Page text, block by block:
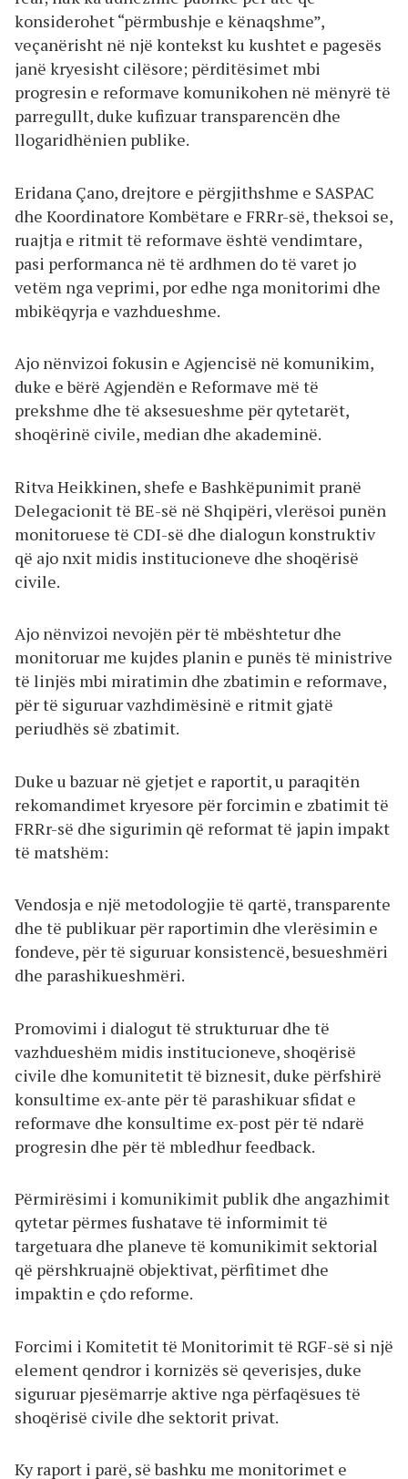
konsiderohet “përmbushje e kënaqshme”,
veçanërisht në një kontekst ku kushtet e pagesës
janë kryesisht cilësore; përditësimet mbi
progresin e reformave komunikohen në mënyrë të
parregullt, duke kufizuar transparencën dhe
llogaridhënien publike.
Eridana Çano, drejtore e përgjithshme e SASPAC
dhe Koordinatore Kombëtare e FRRr-së, theksoi se,
ruajtja e ritmit të reformave është vendimtare,
pasi performanca në të ardhmen do të varet jo
vetëm nga veprimi, por edhe nga monitorimi dhe
mbikëqyrja e vazhdueshme.
Ajo nënvizoi fokusin e Agjencisë në komunikim,
duke e bërë Agjendën e Reformave më të
prekshme dhe të aksesueshme për qytetarët,
shoqërinë civile, median dhe akademinë.
Ritva Heikkinen, shefe e Bashkëpunimit pranë
Delegacionit të BE-së në Shqipëri, vlerësoi punën
monitoruese të CDI-së dhe dialogun konstruktiv
që ajo nxit midis institucioneve dhe shoqërisë
civile.
Ajo nënvizoi nevojën për të mbështetur dhe
monitoruar me kujdes planin e punës të ministrive
të linjës mbi miratimin dhe zbatimin e reformave,
për të siguruar vazhdimësinë e ritmit gjatë
periudhës së zbatimit.
Duke u bazuar në gjetjet e raportit, u paraqitën
rekomandimet kryesore për forcimin e zbatimit të
FRRr-së dhe sigurimin që reformat të japin impakt
të matshëm:
Vendosja e një metodologjie të qartë, transparente
dhe të publikuar për raportimin dhe vlerësimin e
fondeve, për të siguruar konsistencë, besueshmëri
dhe parashikueshmëri.
Promovimi i dialogut të strukturuar dhe të
vazhdueshëm midis institucioneve, shoqërisë
civile dhe komunitetit të biznesit, duke përfshirë
konsultime ex-ante për të parashikuar sfidat e
reformave dhe konsultime ex-post për të ndarë
progresin dhe për të mbledhur feedback.
Përmirësimi i komunikimit publik dhe angazhimit
qytetar përmes fushatave të informimit të
targetuara dhe planeve të komunikimit sektorial
që përshkruajnë objektivat, përfitimet dhe
impaktin e çdo reforme.
Forcimi i Komitetit të Monitorimit të RGF-së si një
element qendror i kornizës së qeverisjes, duke
siguruar pjesëmarrje aktive nga përfaqësues të
shoqërisë civile dhe sektorit privat.
Ky raport i parë, së bashku me monitorimet e